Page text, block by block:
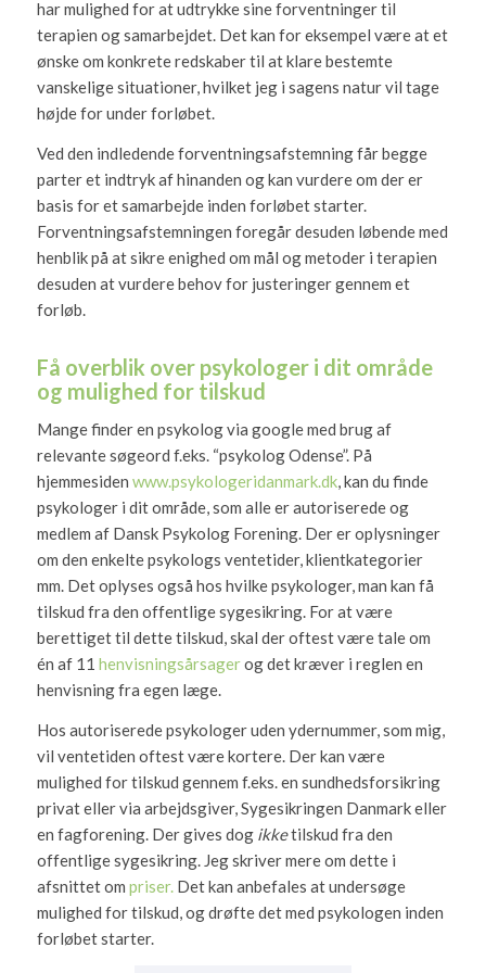
har mulighed for at udtrykke sine forventninger til
terapien og samarbejdet. Det kan for eksempel være at et
ønske om konkrete redskaber til at klare bestemte
vanskelige situationer, hvilket jeg i sagens natur vil tage
højde for under forløbet.
Ved den indledende forventningsafstemning får begge
parter et indtryk af hinanden og kan vurdere om der er
basis for et samarbejde inden forløbet starter.
Forventningsafstemningen foregår desuden løbende med
henblik på at sikre enighed om mål og metoder i terapien
desuden at vurdere behov for justeringer gennem et
forløb.
Få overblik over psykologer i dit område
og mulighed for tilskud
Mange finder en psykolog via google med brug af
relevante søgeord f.eks. “psykolog Odense”. På
hjemmesiden www.psykologeridanmark.dk, kan du finde
psykologer i dit område, som alle er autoriserede og
medlem af Dansk Psykolog Forening. Der er oplysninger
om den enkelte psykologs ventetider, klientkategorier
mm. Det oplyses også hos hvilke psykologer, man kan få
tilskud fra den offentlige sygesikring. For at være
berettiget til dette tilskud, skal der oftest være tale om
én af 11 henvisningsårsagerog det kræver i reglen en
henvisning fra egen læge.
Hos autoriserede psykologer uden ydernummer, som mig,
vil ventetiden oftest være kortere. Der kan være
mulighed for tilskud gennem f.eks. en sundhedsforsikring
privat eller via arbejdsgiver, Sygesikringen Danmark eller
en fagforening. Der gives dog ikketilskud fra den
offentlige sygesikring. Jeg skriver mere om dette i
afsnittet om priser.Det kan anbefales at undersøge
mulighed for tilskud, og drøfte det med psykologen inden
forløbet starter.